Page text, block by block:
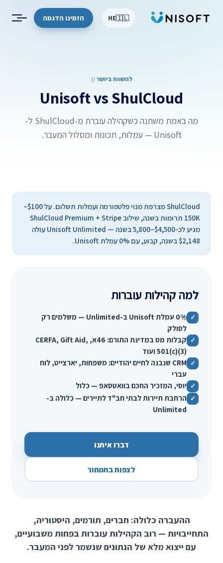
🇮🇱
HE הזמינו הדגמה
להשוות ביושר
Unisoft vsShulCloud
מה באמת משתנה כשקהילה עוברת מ-ShulCloud ל-
Unisoft — עמלות, תכונות ומסלול המעבר.
ShulCloud מצרפת מנוי פלטפורמה ועמלות תשלום. על $100–
150K תרומות בשנה, שילוב ShulCloud Premium + Stripe
מגיע לכ-$4,500–5,800 בשנה — Unisoft Unlimited עולה
$2,148 בשנה, קבוע, עם 0% עמלת Unisoft.
למה קהילות עוברות
✓
0% עמלת Unisoft ב-Unlimited — משלמים רק
לסולק
✓
קבלות מס במדינת התורם: 46א, CERFA, Gift Aid,
501(c)(3) ועוד
✓
CRM שנבנה לחיים יהודיים: משפחות, יארצייט, לוח
עברי
✓ יוסי, המזכיר החכם בוואטסאפ — כלול
✓ הרחבת תיירות לבתי חב"ד לתיירים — כלולה ב-
Unlimited
דברו איתנו
לצפות בתמחור
ההעברה כלולה: חברים, תורמים, היסטוריה,
התחייבויות — רוב הקהילות עוברות בפחות משבועיים,
עם ייצוא מלא של הנתונים שנשמר לפני המעבר.